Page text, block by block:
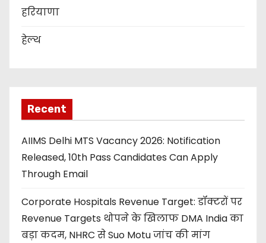
हरियाणा
हेल्थ
Recent
AIIMS Delhi MTS Vacancy 2026: Notification
Released, 10th Pass Candidates Can Apply
Through Email
Corporate Hospitals Revenue Target: डॉक्टरों पर
Revenue Targets थोपने के खिलाफ DMA India का
बड़ा कदम, NHRC से Suo Motu जांच की मांग